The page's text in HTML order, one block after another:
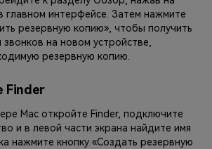
главном интерфейсе. Затем нажмите
резервную копию», чтобы получить
на новом устройстве,
резервную копию.
Finder
Mac откройте Finder, подключите
и в левой части экрана найдите имя
нажмите кнопку «Создать резервную